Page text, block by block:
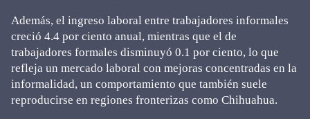
Además, el ingreso laboral entre trabajadores informales
creció 4.4 por ciento anual, mientras que el de
trabajadores formales disminuyó 0.1 por ciento, lo que
refleja un mercado laboral con mejoras concentradas en la
informalidad, un comportamiento que también suele
reproducirse en regiones fronterizas como Chihuahua.